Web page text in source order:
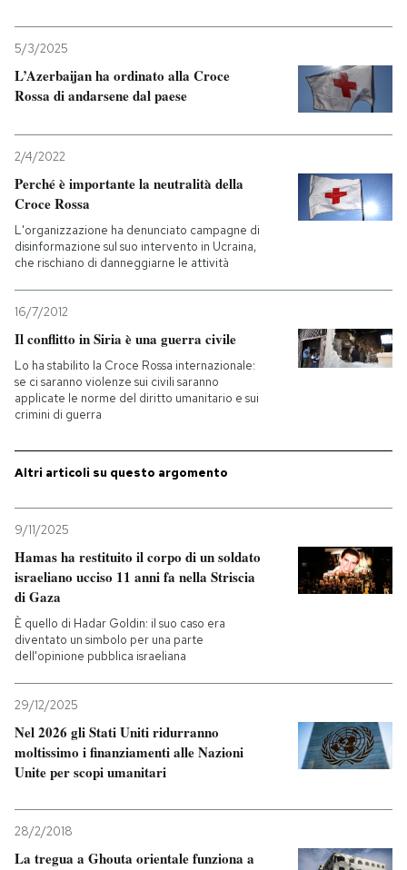
5/3/2025
L’Azerbaijan ha ordinato alla Croce
Rossa di andarsene dal paese
2/4/2022
Perché è importante la neutralità della
Croce Rossa
L'organizzazione ha denunciato campagne di
disinformazione sul suo intervento in Ucraina,
che rischiano di danneggiarne le attività
16/7/2012
Il conflitto in Siria è una guerra civile
Lo ha stabilito la Croce Rossa internazionale:
se ci saranno violenze sui civili saranno
applicate le norme del diritto umanitario e sui
crimini di guerra
Altri articoli su questo argomento
9/11/2025
Hamas ha restituito il corpo di un soldato
israeliano ucciso 11 anni fa nella Striscia
di Gaza
È quello di Hadar Goldin: il suo caso era
diventato un simbolo per una parte
dell'opinione pubblica israeliana
29/12/2025
Nel 2026 gli Stati Uniti ridurranno
moltissimo i finanziamenti alle Nazioni
Unite per scopi umanitari
28/2/2018
La tregua a Ghouta orientale funziona a